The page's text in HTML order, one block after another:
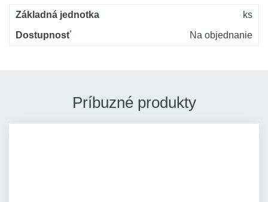
Základná jednotka
ks
Dostupnosť
Na objednanie
Príbuzné produkty